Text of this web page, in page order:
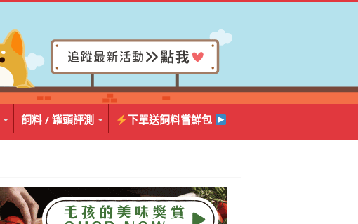
飼料 / 罐頭評測 下單送飼料嘗鮮包